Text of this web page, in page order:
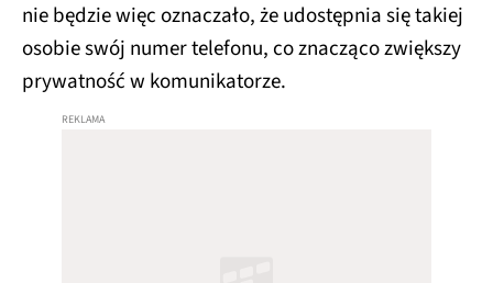
nie będzie więc oznaczało, że udostępnia się takiej
osobie swój numer telefonu, co znacząco zwiększy
prywatność w komunikatorze.